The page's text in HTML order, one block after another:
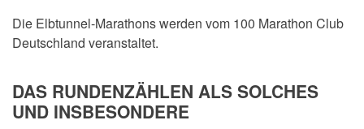
Die Elbtunnel-Marathons werden vom 100 Marathon Club
Deutschland veranstaltet.
DAS RUNDENZÄHLEN ALS SOLCHES
UND INSBESONDERE